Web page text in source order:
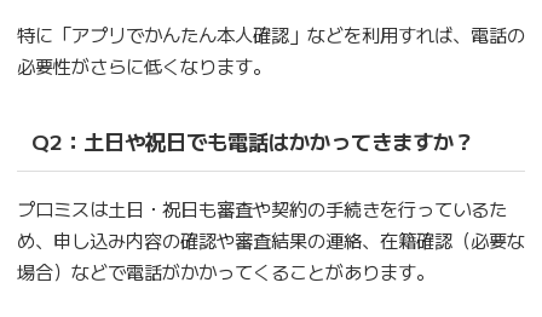
特に「アプリでかんたん本人確認」などを利用すれば、電話の
必要性がさらに低くなります。
Q2：土日や祝日でも電話はかかってきますか？
プロミスは土日・祝日も審査や契約の手続きを行っているた
め、申し込み内容の確認や審査結果の連絡、在籍確認（必要な
場合）などで電話がかかってくることがあります。